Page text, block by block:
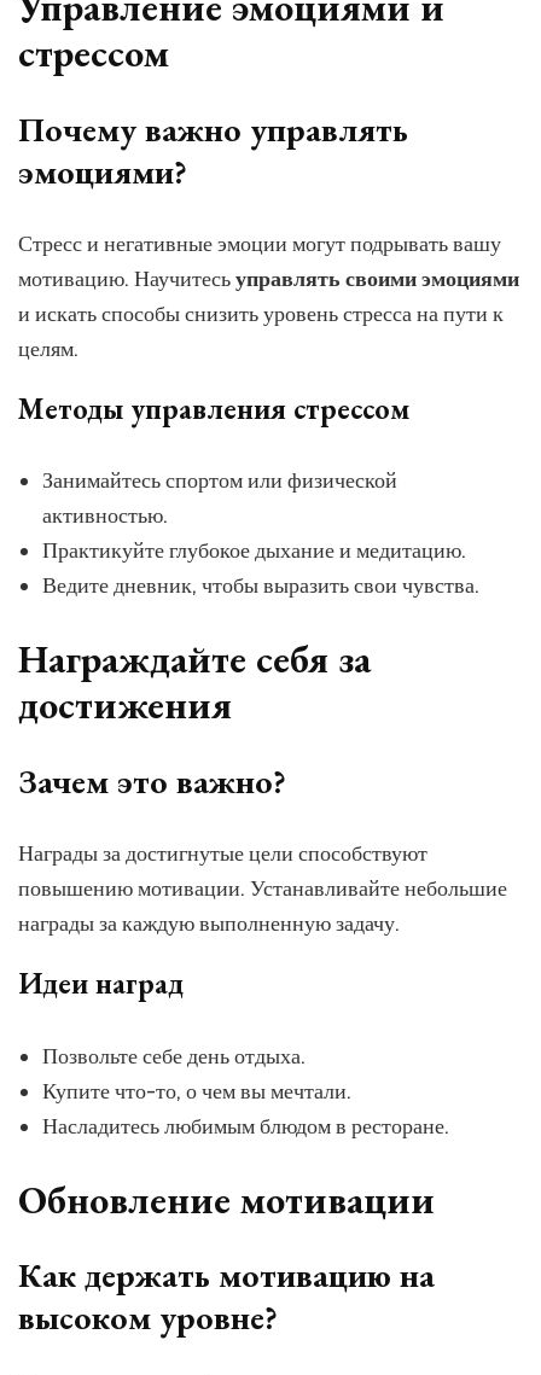
стрессом
Почему важно управлять
эмоциями?
Стресс и негативные эмоции могут подрывать вашу
мотивацию. Научитесьуправлять своими эмоциями
и искать способы снизить уровень стресса на пути к
целям.
Методы управления стрессом
Занимайтесь спортом или физической
активностью.
Практикуйте глубокое дыхание и медитацию.
Ведите дневник, чтобы выразить свои чувства.
Награждайте себя за
достижения
Зачем это важно?
Награды за достигнутые цели способствуют
повышению мотивации. Устанавливайте небольшие
награды за каждую выполненную задачу.
Идеи наград
Позвольте себе день отдыха.
Купите что-то, о чем вы мечтали.
Насладитесь любимым блюдом в ресторане.
Обновление мотивации
Как держать мотивацию на
высоком уровне?